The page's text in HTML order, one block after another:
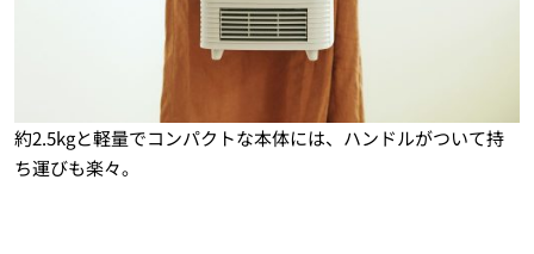
約2.5kgと軽量でコンパクトな本体には、ハンドルがついて持
ち運びも楽々。